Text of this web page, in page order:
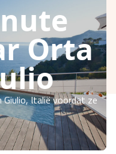
Orta
Giulio, Italië voordat ze